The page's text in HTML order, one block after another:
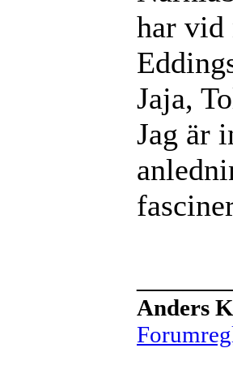
har vid
Jaja,
Jag är
Anders